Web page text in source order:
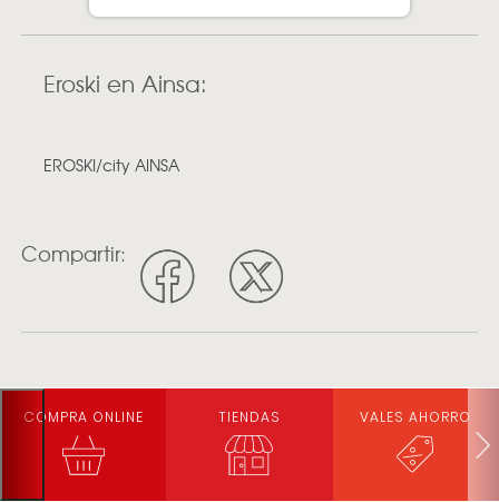
Eroski en Ainsa:
EROSKI/city AINSA
Compartir:
COMPRA ONLINE TIENDAS VALES AHORRO